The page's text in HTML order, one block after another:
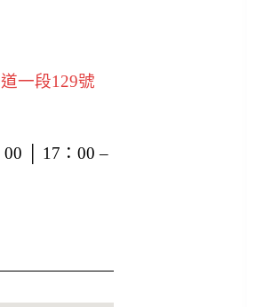
一段129號
00 │ 17：00 –